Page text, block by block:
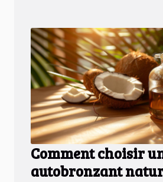
Comment choisir
autobronzant